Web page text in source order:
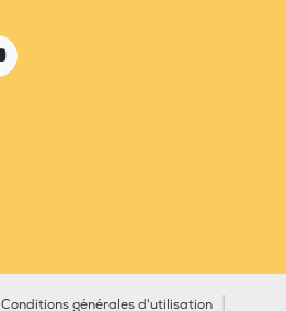
Conditions générales d'utilisation